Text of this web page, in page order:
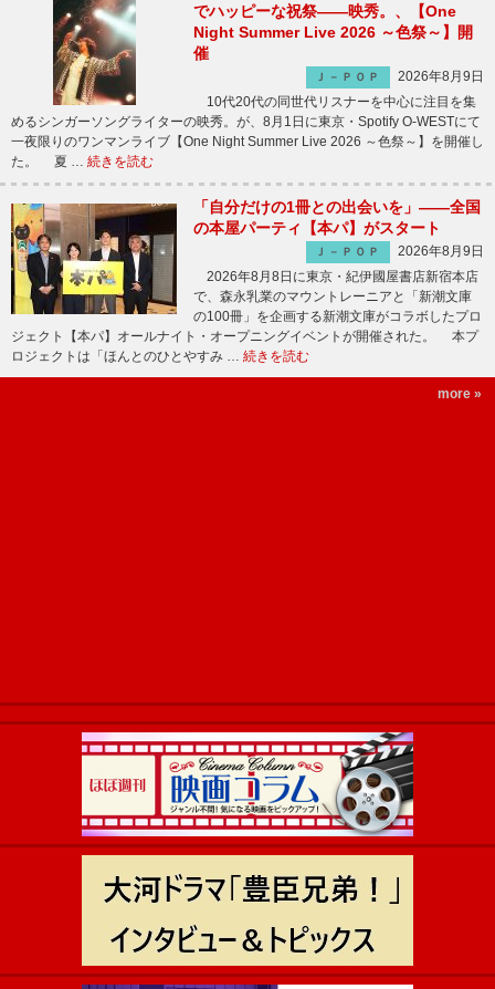
でハッピーな祝祭――映秀。、【One
Night Summer Live 2026 ～色祭～】開
催
Ｊ－ＰＯＰ
2026年8月9日
10代20代の同世代リスナーを中心に注目を集
めるシンガーソングライターの映秀。が、8月1日に東京・Spotify O-WESTにて
一夜限りのワンマンライブ【One Night Summer Live 2026 ～色祭～】を開催し
た。 夏 … 続きを読む
「自分だけの1冊との出会いを」――全国
の本屋パーティ【本パ】がスタート
Ｊ－ＰＯＰ
2026年8月9日
2026年8月8日に東京・紀伊國屋書店新宿本店
で、森永乳業のマウントレーニアと「新潮文庫
の100冊」を企画する新潮文庫がコラボしたプロ
ジェクト【本パ】オールナイト・オープニングイベントが開催された。 本プ
ロジェクトは「ほんとのひとやすみ … 続きを読む
more »